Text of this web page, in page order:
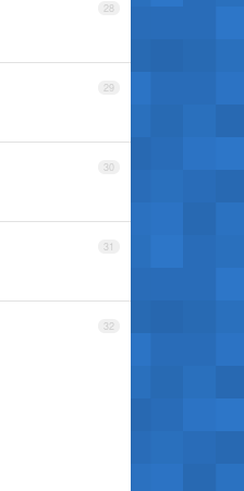
28
29
30
31
32